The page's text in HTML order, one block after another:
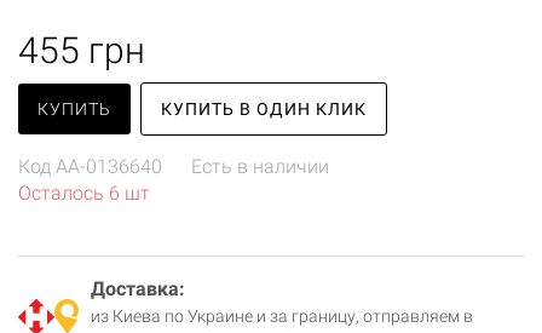
455 грн
КУПИТЬ КУПИТЬ В ОДИН КЛИК
Код AA-0136640
Есть в наличии
Осталось 6 шт
Доставка:
из Киева по Украине и за границу, отправляем в